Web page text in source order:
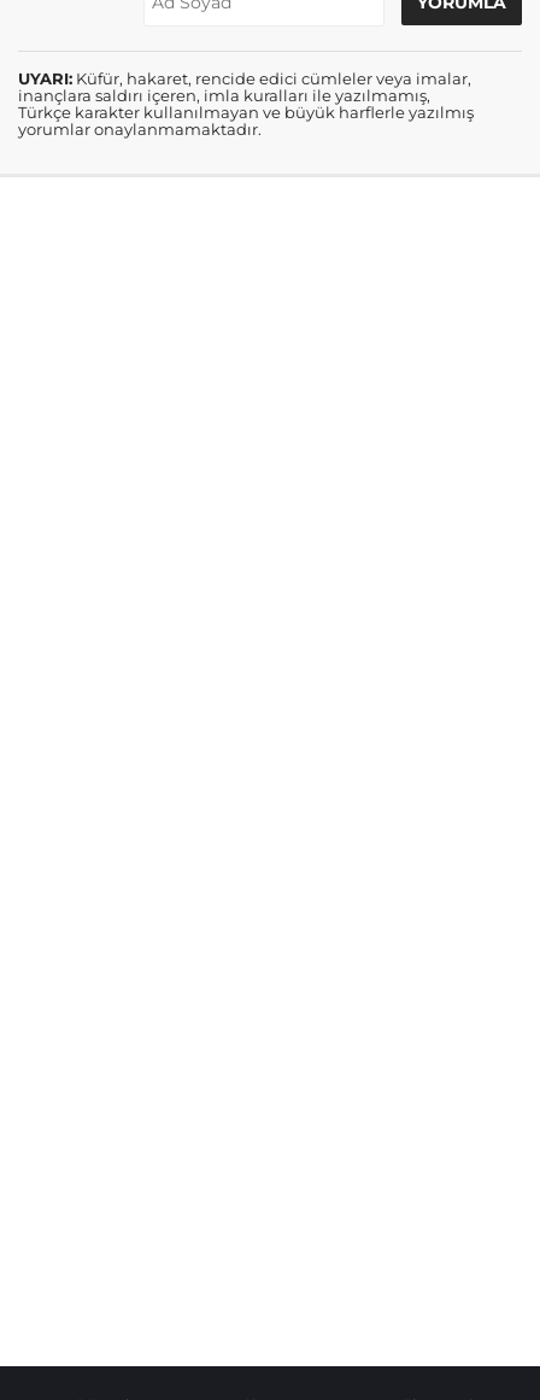
UYARI: Küfür, hakaret, rencide edici cümleler veya imalar,
inançlara saldırı içeren, imla kuralları ile yazılmamış,
Türkçe karakter kullanılmayan ve büyük harflerle yazılmış
yorumlar onaylanmamaktadır.